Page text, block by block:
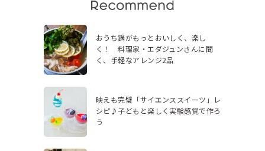
おうち鍋がもっとおいしく、楽し
く！ 料理家・エダジュンさんに聞
く、手軽なアレンジ2品
映えも完璧「サイエンススイーツ」レ
シピ♪子どもと楽しく実験感覚で作ろ
う